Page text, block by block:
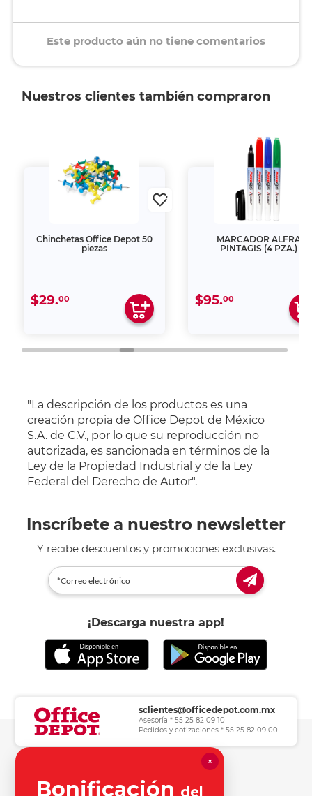
Este producto aún no tiene comentarios
Nuestros clientes también compraron
Chinchetas Office Depot 50
piezas
$29.00
MARCADOR ALFRA
PINTAGIS (4 PZA.)
$95.00
"La descripción de los productos es una
creación propia de Office Depot de México
S.A. de C.V., por lo que su reproducción no
autorizada, es sancionada en términos de la
Ley de la Propiedad Industrial y de la Ley
Federal del Derecho de Autor".
Inscríbete a nuestro newsletter
Y recibe descuentos y promociones exclusivas.
¡Descarga nuestra app!
sclientes@officedepot.com.mx
Asesoría * 55 25 82 09 10
Pedidos y cotizaciones * 55 25 82 09 00
Herramientas de consulta
×
Bonificación del